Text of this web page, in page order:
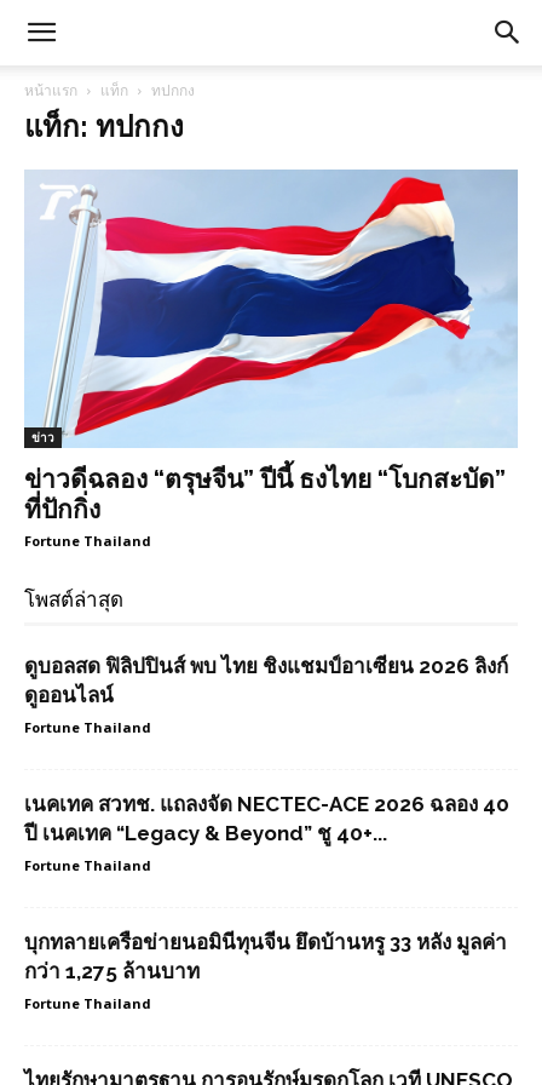
หน้าแรก แท็ก ทปกกง
แท็ก: ทปกกง
ข่าว
ข่าวดีฉลอง “ตรุษจีน” ปีนี้ ธงไทย “โบกสะบัด”
ที่ปักกิ่ง
Fortune Thailand
โพสต์ล่าสุด
ดูบอลสด ฟิลิปปินส์ พบ ไทย ชิงแชมป์อาเซียน 2026 ลิงก์
ดูออนไลน์
Fortune Thailand
เนคเทค สวทช. แถลงจัด NECTEC-ACE 2026 ฉลอง 40
ปี เนคเทค “Legacy & Beyond” ชู 40+...
Fortune Thailand
บุกทลายเครือข่ายนอมินีทุนจีน ยึดบ้านหรู 33 หลัง มูลค่า
กว่า 1,275 ล้านบาท
Fortune Thailand
ไทยรักษามาตรฐาน การอนุรักษ์มรดกโลก เวที UNESCO